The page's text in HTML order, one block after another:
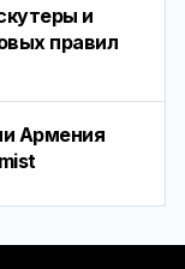
и
правил
Армения